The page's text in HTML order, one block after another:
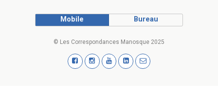
Mobile Bureau
© Les Correspondances Manosque 2025